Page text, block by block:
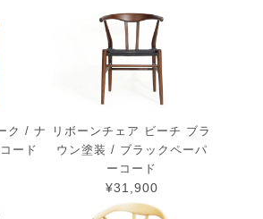
ク / ナ
ード
リボーンチェア ビーチ ブラ
ウン塗装 / ブラックペーパ
ーコード
¥31,900